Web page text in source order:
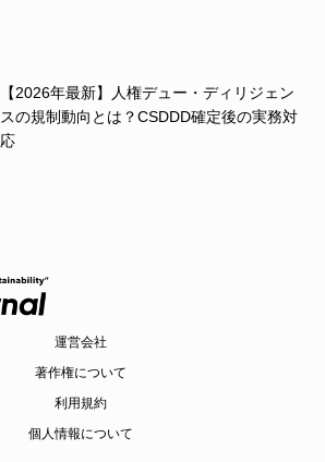
【2026年最新】人権デュー・ディリジェン
スの規制動向とは？CSDDD確定後の実務対
応
運営会社
著作権について
利用規約
個人情報について